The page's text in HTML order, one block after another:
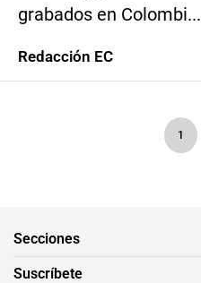
grabados en Colombi...
Redacción EC
1
Secciones
Suscríbete